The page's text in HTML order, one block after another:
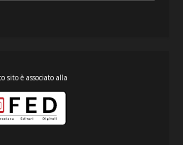
sito è associato alla